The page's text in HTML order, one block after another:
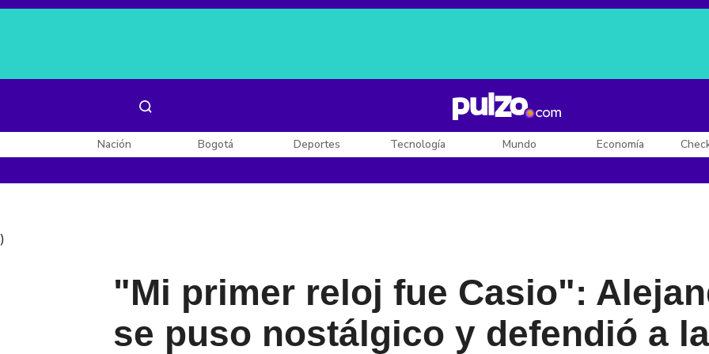
Posesión de De la Espriella
Nación Bogotá Deportes Tecnología Mundo Economía
)
"Mi primer reloj fue Casio":
se puso nostálgico y defendió a